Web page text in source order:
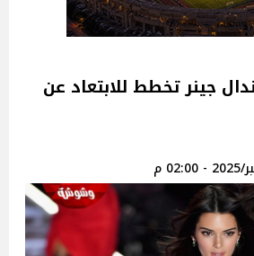
جينر تخطط للابتعاد عن